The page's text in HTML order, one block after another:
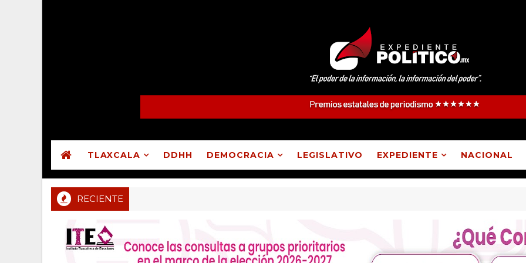
TLAXCALA DDHH DEMOCRACIA LEGISLATIVO EXPEDIENTE NACIONAL
RECIENTE